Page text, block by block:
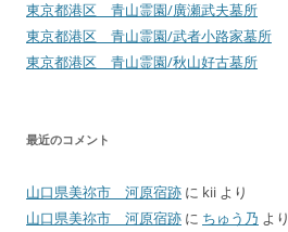
東京都港区 青山霊園/廣瀬武夫墓所
東京都港区 青山霊園/武者小路家墓所
東京都港区 青山霊園/秋山好古墓所
最近のコメント
山口県美祢市 河原宿跡 に kii より
山口県美祢市 河原宿跡 に ちゅう乃 より